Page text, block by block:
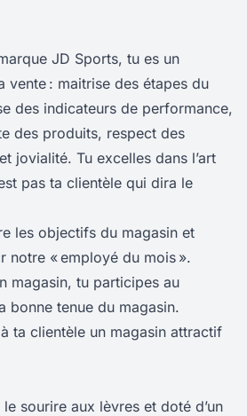
JD Sports, tu es un
vente : maitrise des étapes du
des indicateurs de performance,
des produits, respect des
jovialité. Tu excelles dans l’art
pas ta clientèle qui dira le
les objectifs du magasin et
notre « employé du mois ».
magasin, tu participes au
bonne tenue du magasin.
ta clientèle un magasin attractif
sourire aux lèvres et doté d’un